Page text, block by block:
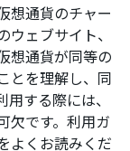
想通貨のチャー
ェブサイト、
想通貨が同等の
とを理解し、同
する際には、
欠です。利用ガ
よくお読みくだ